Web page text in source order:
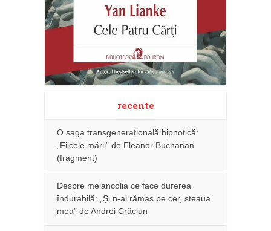
recente
O saga transgenerațională hipnotică:
„Fiicele mării” de Eleanor Buchanan
(fragment)
Despre melancolia ce face durerea
îndurabilă: „Și n-ai rămas pe cer, steaua
mea” de Andrei Crăciun